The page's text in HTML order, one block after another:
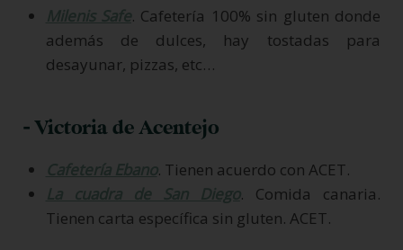
Milenis Safe. Cafetería 100% sin gluten donde
además de dulces, hay tostadas para
desayunar, pizzas, etc…
- Victoria de Acentejo
Cafetería Ebano. Tienen acuerdo con ACET.
La cuadra de San Diego. Comida canaria.
Tienen carta específica sin gluten. ACET.